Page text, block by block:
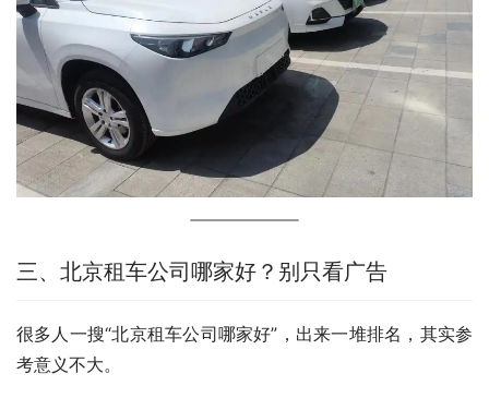
三、北京租车公司哪家好？别只看广告
很多人一搜“北京租车公司哪家好”，出来一堆排名，其实参
考意义不大。